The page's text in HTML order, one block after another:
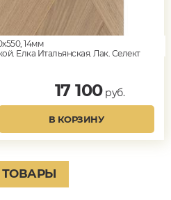
14мм
Елка Итальянская, Лак, Селект
17 100руб.
В КОРЗИНУ
ТОВАРЫ